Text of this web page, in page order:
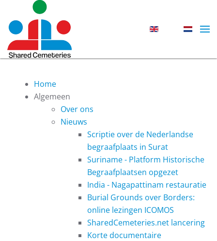
Skip to main content
Home
Algemeen
Over ons
Nieuws
Scriptie over de Nederlandse
begraafplaats in Surat
Suriname - Platform Historische
Begraafplaatsen opgezet
India - Nagapattinam restauratie
Burial Grounds over Borders:
online lezingen ICOMOS
SharedCemeteries.net lancering
Korte documentaire